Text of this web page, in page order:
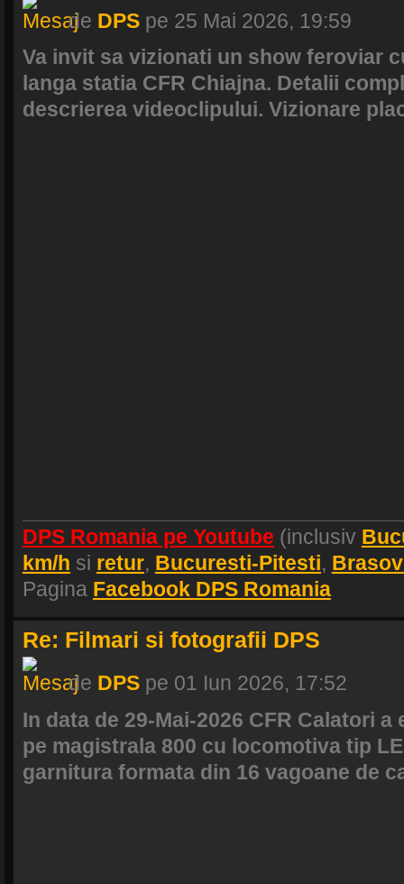
de DPSpe 25 Mai 2026, 19:59
Va invit sa vizionati un show feroviar
langa statia CFR Chiajna. Detalii
descrierea videoclipului. Vizionare
DPS Romania pe Youtube (inclusiv
km/h si retur, Bucuresti-Pitesti,
Pagina Facebook DPS Romania
Re: Filmari si fotografii DPS
de DPSpe 01 Iun 2026, 17:52
In data de 29-Mai-2026 CFR Calatori
pe magistrala 800 cu locomotiva tip
garnitura formata din 16 vagoane de